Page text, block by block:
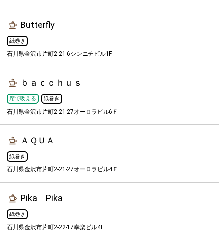
Butterfly
紙巻き
石川県金沢市片町2-21-6シンニチビル1F
ｂａｃｃｈｕｓ
席で吸える 紙巻き
石川県金沢市片町2-21-27オーロラビル6Ｆ
ＡＱＵＡ
紙巻き
石川県金沢市片町2-21-27オーロラビル4Ｆ
Pika Pika
紙巻き
石川県金沢市片町2-22-17幸楽ビル4F